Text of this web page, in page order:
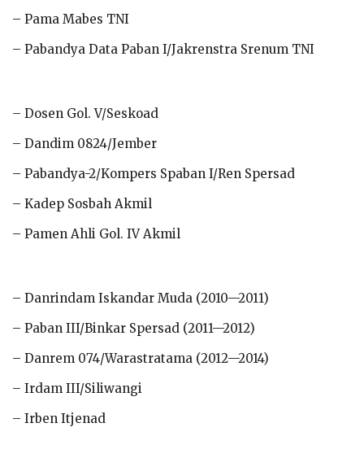
– Pama Mabes TNI
– Pabandya Data Paban I/Jakrenstra Srenum TNI
– Dosen Gol. V/Seskoad
– Dandim 0824/Jember
– Pabandya-2/Kompers Spaban I/Ren Spersad
– Kadep Sosbah Akmil
– Pamen Ahli Gol. IV Akmil
– Danrindam Iskandar Muda (2010—2011)
– Paban III/Binkar Spersad (2011—2012)
– Danrem 074/Warastratama (2012—2014)
– Irdam III/Siliwangi
– Irben Itjenad